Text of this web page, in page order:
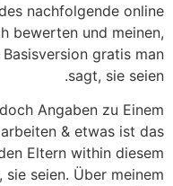
nachfolgende online
bewerten und meinen,
gratis man
sagt, sie seien.
Angaben zu Einem
& etwas ist das
Eltern within diesem
seien. Über meinem